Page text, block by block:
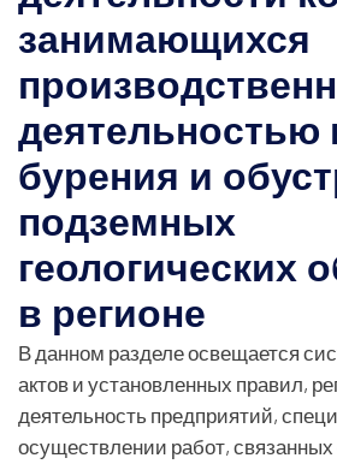
занимающихся
деятельностью
бурения и
подземных
геологических
в регионе
В данном разделе освещается
актов и установленных правил,
деятельность предприятий,
осуществлении работ, связанных